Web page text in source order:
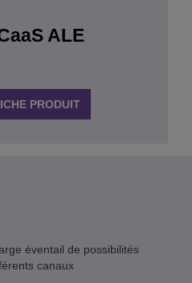
ALE
PRODUIT
éventail de possibilités
canaux